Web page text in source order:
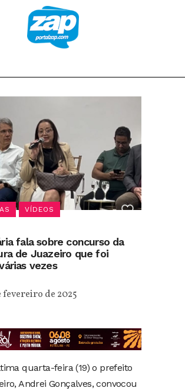
VÍDEOS
fala sobre concurso da
de Juazeiro que foi
vezes
fevereiro de 2025
quarta-feira (19) o prefeito
Andrei Gonçalves, convocou